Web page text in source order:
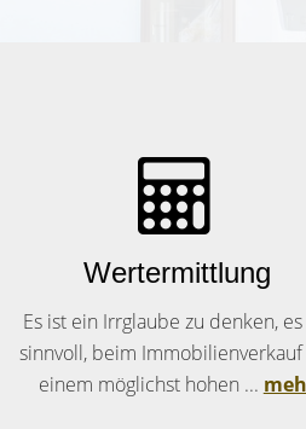
Wertermittlung
Es ist ein Irrglaube zu denken, es
sinnvoll, beim
einem möglichst hohen ...